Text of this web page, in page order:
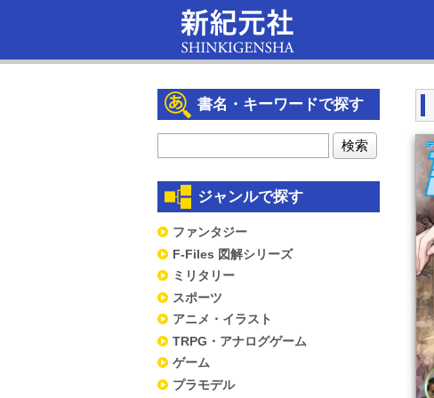
書名・キーワードで探す
ジャンルで探す
ファンタジー
F-Files 図解シリーズ
ミリタリー
スポーツ
アニメ・イラスト
TRPG・アナログゲーム
ゲーム
プラモデル